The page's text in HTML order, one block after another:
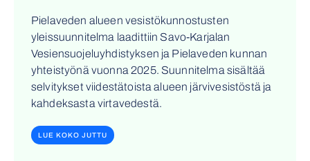
Pielaveden alueen vesistökunnostusten
yleissuunnitelma laadittiin Savo-Karjalan
Vesiensuojeluyhdistyksen ja Pielaveden kunnan
yhteistyönä vuonna 2025. Suunnitelma sisältää
selvitykset viidestätoista alueen järvivesistöstä ja
kahdeksasta virtavedestä.
LUE KOKO JUTTU